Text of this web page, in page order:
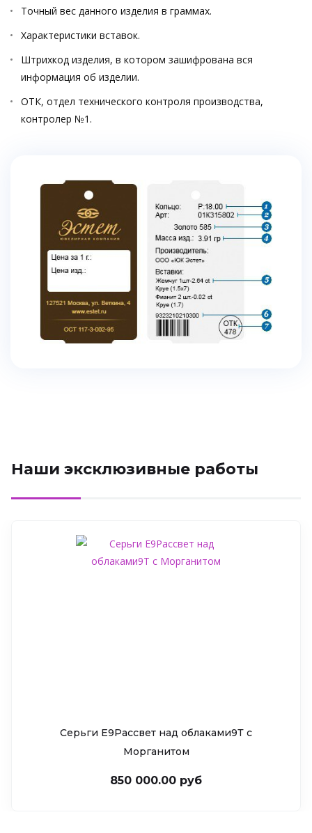
Точный вес данного изделия в граммах.
Характеристики вставок.
Штрихкод изделия, в котором зашифрована вся
информация об изделии.
ОТК, отдел технического контроля производства,
контролер №1.
Наши эксклюзивные работы
Серьги Е9Рассвет над облаками9Т c
Морганитом
850 000.00 руб